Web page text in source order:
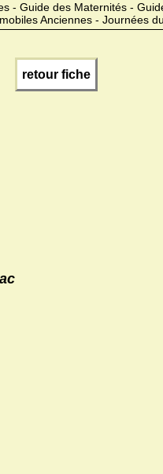
- Guide des Maternités -
Anciennes - Journées
retour fiche